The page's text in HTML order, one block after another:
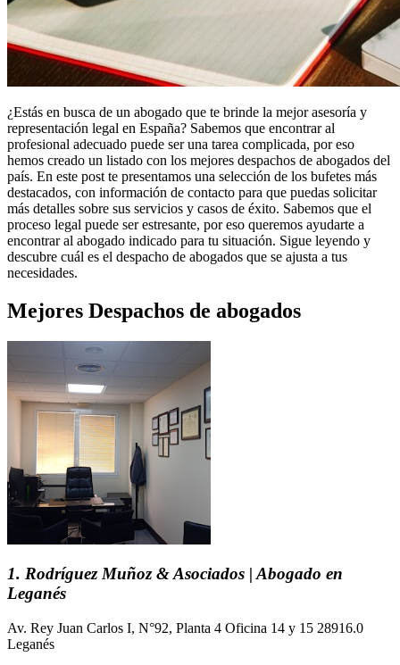
¿Estás en busca de un abogado que te brinde la mejor asesoría y
representación legal en España? Sabemos que encontrar al
profesional adecuado puede ser una tarea complicada, por eso
hemos creado un listado con los mejores despachos de abogados del
país. En este post te presentamos una selección de los bufetes más
destacados, con información de contacto para que puedas solicitar
más detalles sobre sus servicios y casos de éxito. Sabemos que el
proceso legal puede ser estresante, por eso queremos ayudarte a
encontrar al abogado indicado para tu situación. Sigue leyendo y
descubre cuál es el despacho de abogados que se ajusta a tus
necesidades.
Mejores Despachos de abogados
1. Rodríguez Muñoz & Asociados | Abogado en
Leganés
Av. Rey Juan Carlos I, N°92, Planta 4 Oficina 14 y 15 28916.0
Leganés